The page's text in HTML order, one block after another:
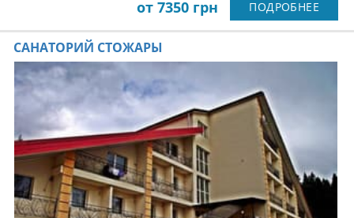
от 7350 грн ПОДРОБНЕЕ
САНАТОРИЙ СТОЖАРЫ